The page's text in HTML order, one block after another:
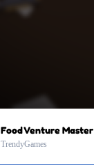
Food Venture Master
TrendyGames